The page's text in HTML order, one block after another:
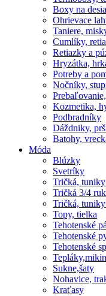
Boxy na
Ohrievace
Taniere,
Cumlíky,
Retiazky a
Hryzátka,
Potreby a
Nočníky,
Kozmetika,
Podbradníky
Dáždniky,
Batohy,
Móda
Blúzky
Svetríky
Tričká,
Tričká 3/4
Tričká,
Topy, tielka
Tehotenské
Tehotenské
Tehotenské
Sukne,šaty
Nohavice,
Kraťasy